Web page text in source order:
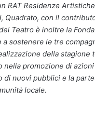
RAT Residenze
Quadrato, con il
Teatro è inoltre la
a sostenere le tre
della stagione
nella promozione di
di nuovi pubblici e la
locale.